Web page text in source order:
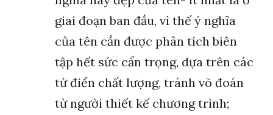
giai đoạn ban đầu, vì thế ý nghĩa
của tên cần được phân tích biên
tập hết sức cẩn trọng, dựa trên các
từ điển chất lượng, tránh võ đoán
từ người thiết kế chương trình;